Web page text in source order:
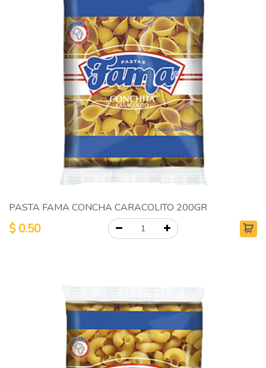
PASTA FAMA CONCHA CARACOLITO 200GR
$0.50